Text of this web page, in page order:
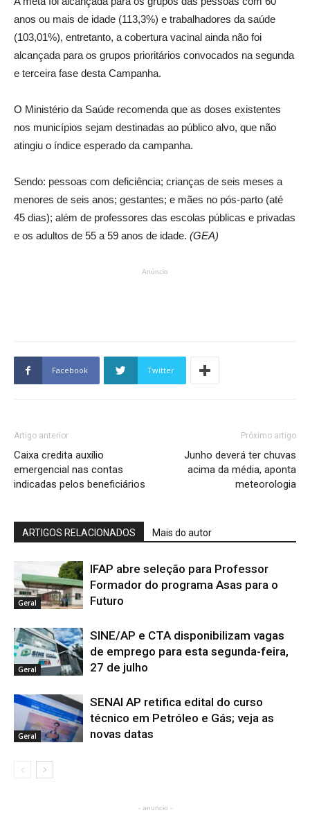
anos ou mais de idade (113,3%) e trabalhadores da saúde
(103,01%), entretanto, a cobertura vacinal ainda não foi
alcançada para os grupos prioritários convocados na segunda
e terceira fase desta Campanha.
O Ministério da Saúde recomenda que as doses existentes
nos municípios sejam destinadas ao público alvo, que não
atingiu o índice esperado da campanha.
Sendo: pessoas com deficiência; crianças de seis meses a
menores de seis anos; gestantes; e mães no pós-parto (até
45 dias); além de professores das escolas públicas e privadas
e os adultos de 55 a 59 anos de idade. (GEA)
Anúncio
Facebook Twitter
Artigo anterior
Caixa credita auxílio
emergencial nas contas
indicadas pelos beneficiários
Próximo artigo
Junho deverá ter chuvas
acima da média, aponta
meteorologia
ARTIGOS RELACIONADOS Mais do autor
Geral
IFAP abre seleção para Professor
Formador do programa Asas para o
Futuro
Geral
SINE/AP e CTA disponibilizam vagas
de emprego para esta segunda-feira,
27 de julho
Geral
SENAI AP retifica edital do curso
técnico em Petróleo e Gás; veja as
novas datas
- anuncio -